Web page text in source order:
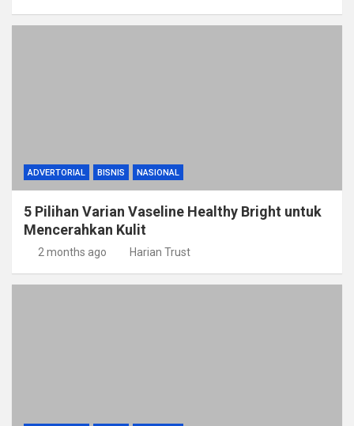
ADVERTORIAL BISNIS NASIONAL
5 Pilihan Varian Vaseline Healthy Bright untuk
Mencerahkan Kulit
2 months ago Harian Trust